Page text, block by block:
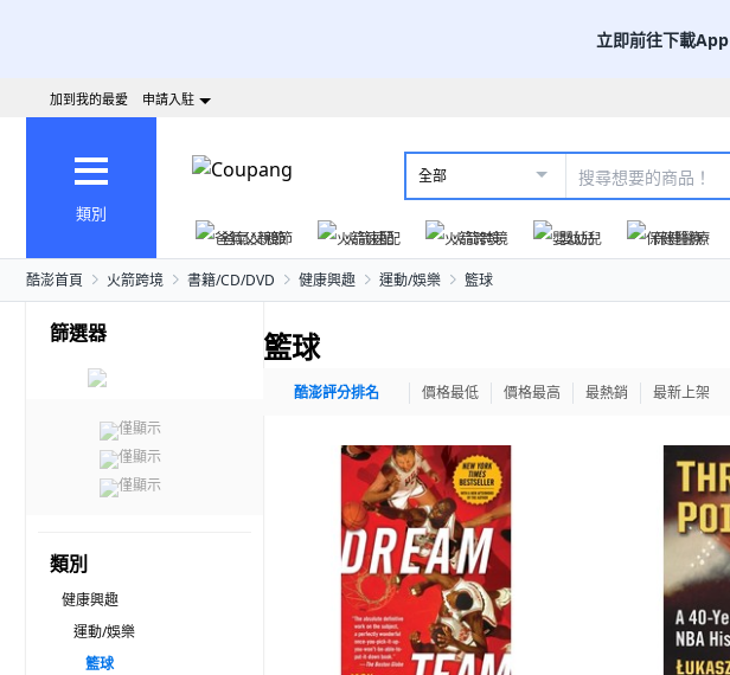
立即前往下載App
加到我的最愛 申請入駐
類別
全部
爸氣父親節
火箭速配 火箭跨境 嬰幼兒 保健醫療
酷澎首頁 火箭跨境 書籍/CD/DVD 健康興趣 運動/娛樂 籃球
篩選器
僅顯示
僅顯示
僅顯示
類別
健康興趣
運動/娛樂
籃球
籃球
酷澎評分排名 價格最低 價格最高 最熱銷 最新上架